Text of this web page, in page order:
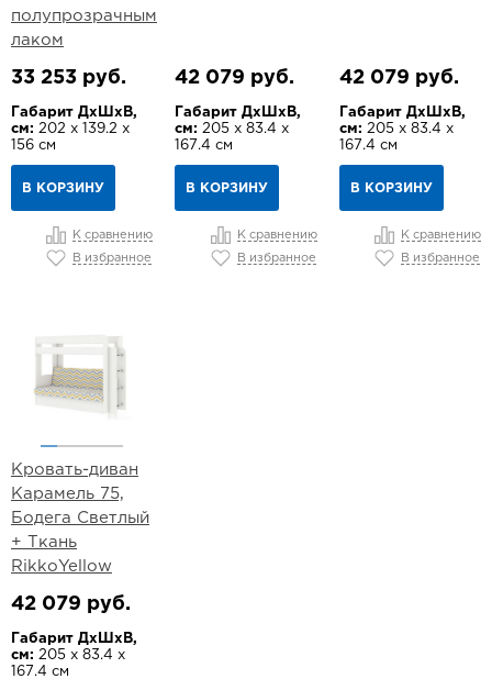
полупрозрачным
лаком
33 253 руб.
Габарит ДхШхВ,
см: 202 х 139.2 х
156 см
В КОРЗИНУ
К сравнению
В избранное
42 079 руб.
Габарит ДхШхВ,
см: 205 х 83.4 х
167.4 см
В КОРЗИНУ
К сравнению
В избранное
42 079 руб.
Габарит ДхШхВ,
см: 205 х 83.4 х
167.4 см
В КОРЗИНУ
К сравнению
В избранное
Кровать-диван
Карамель 75,
Бодега Светлый
+ Ткань
RikkoYellow
42 079 руб.
Габарит ДхШхВ,
см: 205 х 83.4 х
167.4 см